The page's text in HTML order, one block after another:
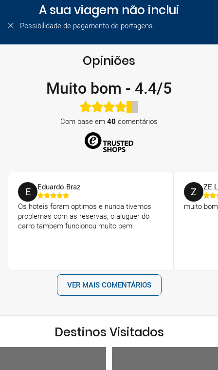
A sua viagem não inclui
Possibilidade de pagamento de portagens.
Opiniões
Muito bom - 4.4/5
Com base em 40 comentários
E Eduardo Braz
Os hoteis foram optimos e nunca tivemos
problemas com as reservas, o aluguer do
carro tambem funcionou muito bem.
Z ZE
muito
VER MAIS COMENTÁRIOS
Destinos Visitados